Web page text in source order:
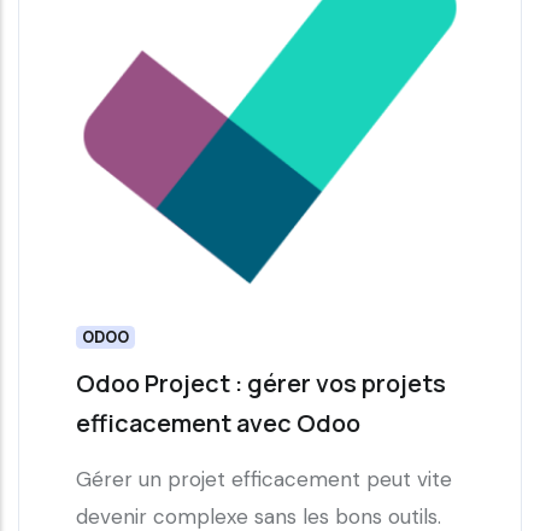
ODOO
Odoo Project : gérer vos projets
efficacement avec Odoo
Gérer un projet efficacement peut vite
devenir complexe sans les bons outils.